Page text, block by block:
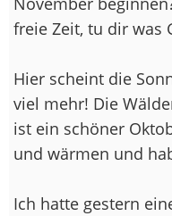
freie Zeit, tu dir was
Hier scheint die
viel mehr! Die
ist ein schöner
und wärmen und
Ich hatte gestern